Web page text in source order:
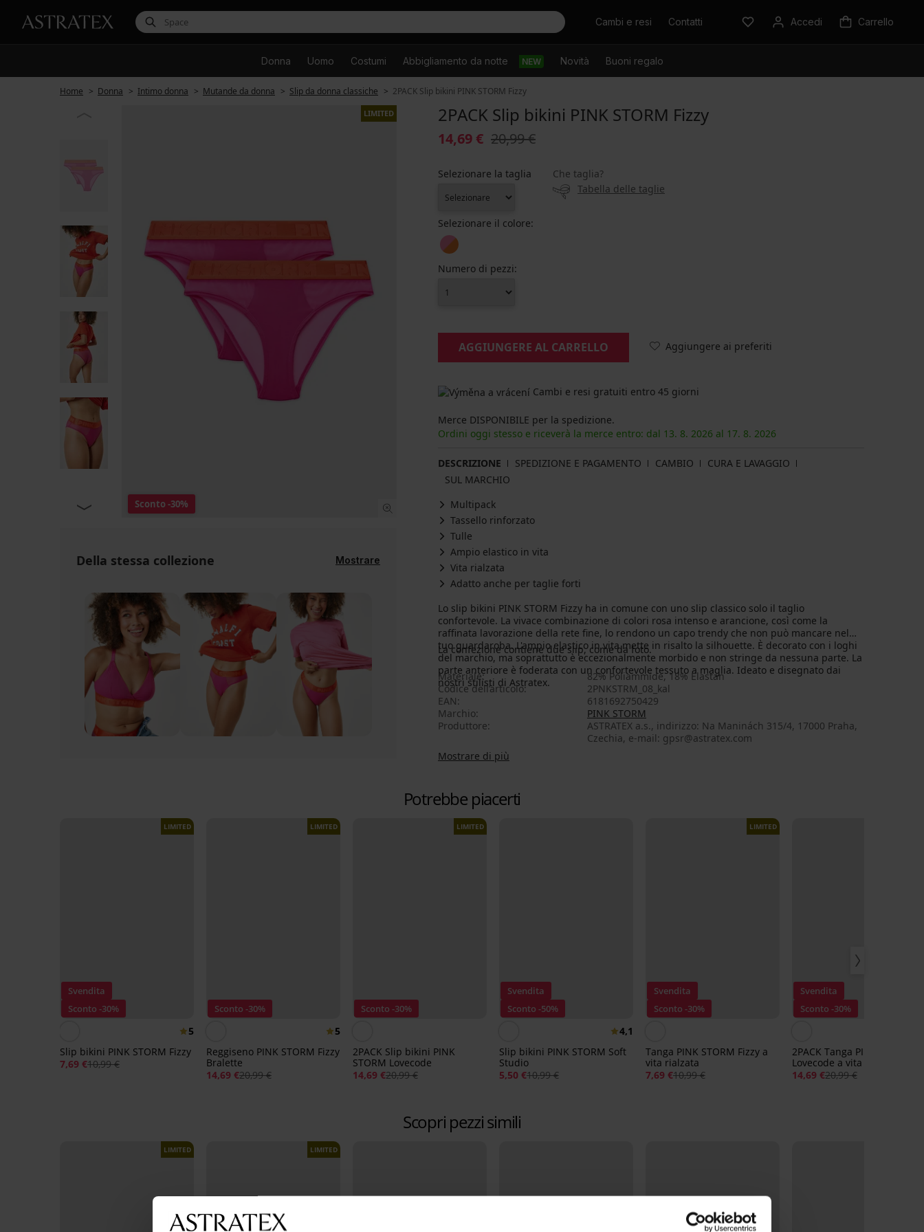
CercareCambi e resi Contatti Accedi Carrello
Donna Uomo Costumi Abbigliamento da notte NEW Novità Buoni regalo
Home Donna Intimo donna Mutande da donna Slip da donna classiche 2PACK Slip bikini PINK STORM Fizzy
Sconto -30%
LIMITED
Della stessa collezione Mostrare
2PACK Slip bikini PINK STORM Fizzy
14,69 € 20,99 €
Selezionare la taglia
Che taglia?
Tabella delle taglie
Selezionare il colore:
Numero di pezzi:
AGGIUNGERE AL CARRELLO Aggiungere ai preferiti
Cambi e resi gratuiti entro 45 giorni
Merce DISPONIBILE per la spedizione.
Ordini oggi stesso e riceverà la merce entro: dal 13. 8. 2026 al 17. 8. 2026
DESCRIZIONE SPEDIZIONE E PAGAMENTO CAMBIO
CURA E LAVAGGIO
SUL MARCHIO
Multipack
Tassello rinforzato
Tulle
Ampio elastico in vita
Vita rialzata
Adatto anche per taglie forti
Lo slip bikini PINK STORM Fizzy ha in comune con uno slip classico solo il taglio
confortevole. La vivace combinazione di colori rosa intenso e arancione, così come la
raffinata lavorazione della rete fine, lo rendono un capo trendy che non può mancare nel
tuo guardaroba. L'ampio elastico in vita mette in risalto la silhouette. È decorato con i loghi
del marchio, ma soprattutto è eccezionalmente morbido e non stringe da nessuna parte. La
parte anteriore è foderata con un confortevole tessuto a maglia. Ideato e disegnato dai
nostri stilisti di Astratex.
La confezione contiene due slip, come da foto.
Materiale
82% Poliammide, 18% Elastan
Codice dell’articolo
2PNKSTRM_08_kal
EAN
6181692750429
Marchio
PINK STORM
Produttore
ASTRATEX a.s., indirizzo: Na Maninách 315/4, 17000 Praha,
Czechia, e-mail: gpsr@astratex.com
Mostrare di più
Potrebbe piacerti
Svendita
Sconto -30%
LIMITED
5
Slip bikini PINK STORM Fizzy
7,69 €10,99 €
Sconto -30%
LIMITED
5
Reggiseno PINK STORM Fizzy
Bralette
14,69 €20,99 €
Sconto -30%
LIMITED
2PACK Slip bikini PINK
STORM Lovecode
14,69 €20,99 €
Svendita
Sconto -50%
4,1
Slip bikini PINK STORM Soft
Studio
5,50 €10,99 €
Svendita
Sconto -30%
LIMITED
Tanga PINK STORM Fizzy a
vita rialzata
7,69 €10,99 €
Svendita
Sconto -30%
2PACK Tanga PINK STORM
Lovecode a vita rialzata
14,69 €20,99 €
Scopri pezzi simili
LIMITED LIMITED